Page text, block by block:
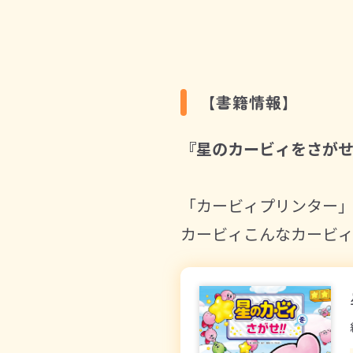
【書籍情報】
『星のカービィをさが
「カービィプリンタ
カービィこんなカービ